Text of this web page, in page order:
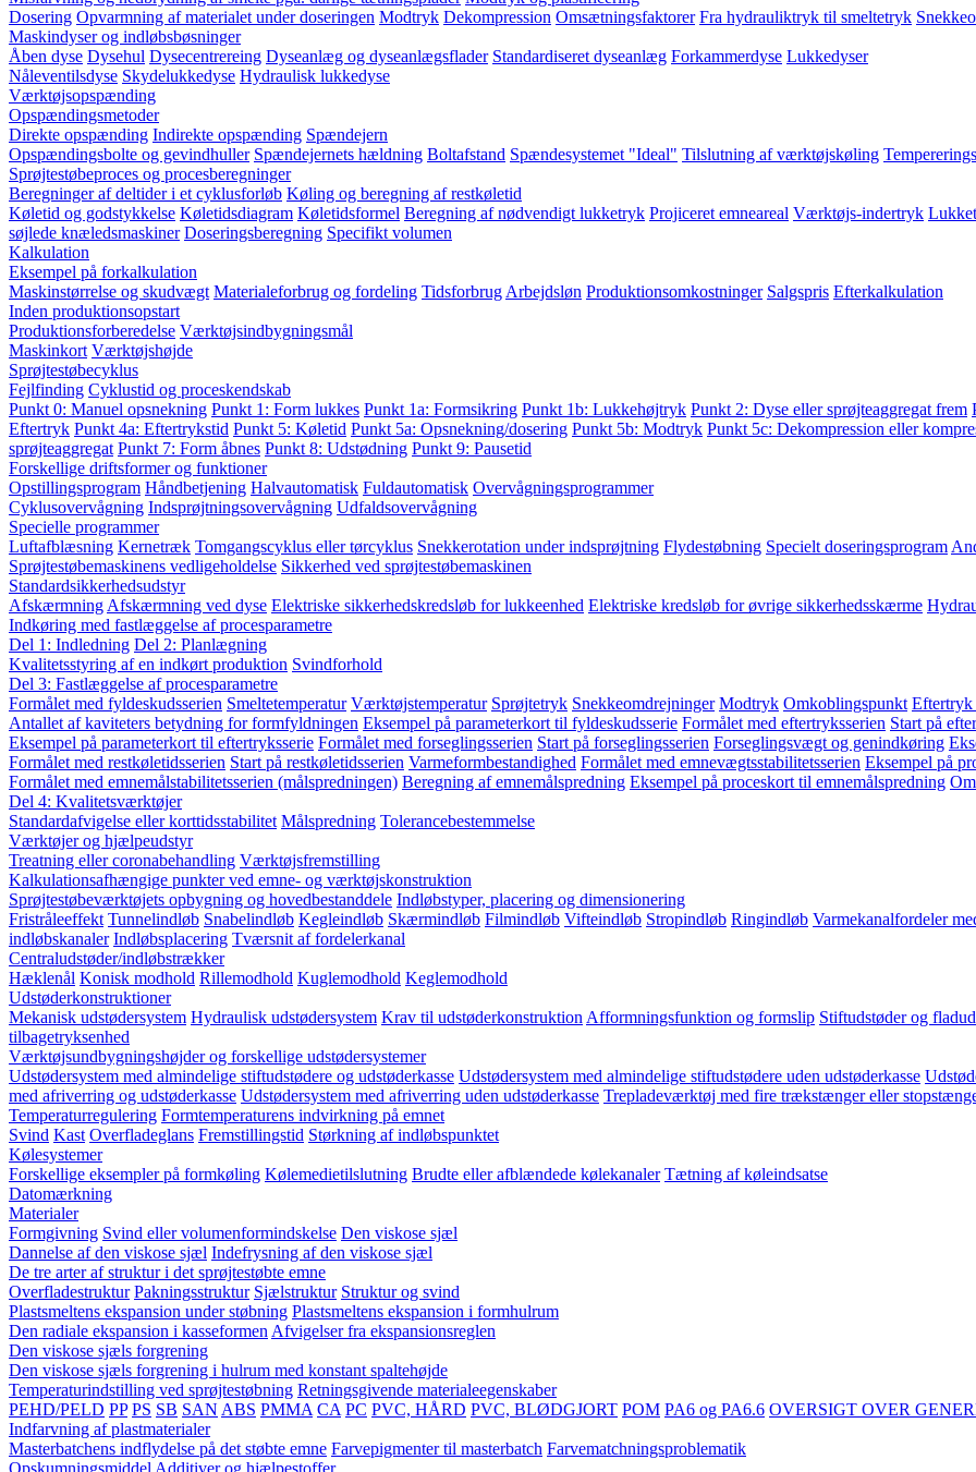
Dosering Opvarmning af materialet under doseringen Modtryk Dekompression Omsætningsfaktorer Fra hydrauliktryk til smeltetryk
Maskindyser og indløbsbøsninger
Åben dyse Dysehul Dysecentrereing Dyseanlæg og dyseanlægsflader Standardiseret dyseanlæg Forkammerdyse Lukkedyser
Nåleventilsdyse Skydelukkedyse Hydraulisk lukkedyse
Værktøjsopspænding
Opspændingsmetoder
Direkte opspænding Indirekte opspænding Spændejern
Opspændingsbolte og gevindhuller Spændejernets hældning Boltafstand Spændesystemet "Ideal" Tilslutning af værktøjskøling
Sprøjtestøbeproces og procesberegninger
Beregninger af deltider i et cyklusforløb Køling og beregning af restkøletid
Køletid og godstykkelse Køletidsdiagram Køletidsformel Beregning af nødvendigt lukketryk Projiceret emneareal Værktøjs-indertryk
søjlede knæledsmaskiner Doseringsberegning Specifikt volumen
Kalkulation
Eksempel på forkalkulation
Maskinstørrelse og skudvægt Materialeforbrug og fordeling Tidsforbrug Arbejdsløn Produktionsomkostninger Salgspris Efterkalkulation
Inden produktionsopstart
Produktionsforberedelse Værktøjsindbygningsmål
Maskinkort Værktøjshøjde
Sprøjtestøbecyklus
Fejlfinding Cyklustid og proceskendskab
Punkt 0: Manuel opsnekning Punkt 1: Form lukkes Punkt 1a: Formsikring Punkt 1b: Lukkehøjtryk Punkt 2: Dyse eller sprøjteaggregat frem
Eftertryk Punkt 4a: Eftertrykstid Punkt 5: Køletid Punkt 5a: Opsnekning/dosering Punkt 5b: Modtryk Punkt 5c: Dekompression eller
sprøjteaggregat Punkt 7: Form åbnes Punkt 8: Udstødning Punkt 9: Pausetid
Forskellige driftsformer og funktioner
Opstillingsprogram Håndbetjening Halvautomatisk Fuldautomatisk Overvågningsprogrammer
Cyklusovervågning Indsprøjtningsovervågning Udfaldsovervågning
Specielle programmer
Luftafblæsning Kernetræk Tomgangscyklus eller tørcyklus Snekkerotation under indsprøjtning Flydestøbning Specielt doseringsprogram
Sprøjtestøbemaskinens vedligeholdelse Sikkerhed ved sprøjtestøbemaskinen
Standardsikkerhedsudstyr
Afskærmning Afskærmning ved dyse Elektriske sikkerhedskredsløb for lukkeenhed Elektriske kredsløb for øvrige sikkerhedsskærme
Indkøring med fastlæggelse af procesparametre
Del 1: Indledning Del 2: Planlægning
Kvalitetsstyring af en indkørt produktion Svindforhold
Del 3: Fastlæggelse af procesparametre
Formålet med fyldeskudsserien Smeltetemperatur Værktøjstemperatur Sprøjtetryk Snekkeomdrejninger Modtryk Omkoblingspunkt Eftertryk
Antallet af kaviteters betydning for formfyldningen Eksempel på parameterkort til fyldeskudsserie Formålet med eftertryksserien Start på
Eksempel på parameterkort til eftertryksserie Formålet med forseglingsserien Start på forseglingsserien Forseglingsvægt og genindkøring
Formålet med restkøletidsserien Start på restkøletidsserien Varmeformbestandighed Formålet med emnevægtsstabilitetsserien Eksempel på
Formålet med emnemålstabilitetsserien (målspredningen) Beregning af emnemålspredning Eksempel på proceskort til emnemålspredning
Del 4: Kvalitetsværktøjer
Standardafvigelse eller korttidsstabilitet Målspredning Tolerancebestemmelse
Værktøjer og hjælpeudstyr
Treatning eller coronabehandling Værktøjsfremstilling
Kalkulationsafhængige punkter ved emne- og værktøjskonstruktion
Sprøjtestøbeværktøjets opbygning og hovedbestanddele Indløbstyper, placering og dimensionering
Fristråleeffekt Tunnelindløb Snabelindløb Kegleindløb Skærmindløb Filmindløb Vifteindløb Stropindløb Ringindløb Varmekanalfordeler
indløbskanaler Indløbsplacering Tværsnit af fordelerkanal
Centraludstøder/indløbstrækker
Hæklenål Konisk modhold Rillemodhold Kuglemodhold Keglemodhold
Udstøderkonstruktioner
Mekanisk udstødersystem Hydraulisk udstødersystem Krav til udstøderkonstruktion Afformningsfunktion og formslip Stiftudstøder og
tilbagetryksenhed
Værktøjsundbygningshøjder og forskellige udstødersystemer
Udstødersystem med almindelige stiftudstødere og udstøderkasse Udstødersystem med almindelige stiftudstødere uden udstøderkasse
med afriverring og udstøderkasse Udstødersystem med afriverring uden udstøderkasse Trepladeværktøj med fire trækstænger eller
Temperaturregulering Formtemperaturens indvirkning på emnet
Svind Kast Overfladeglans Fremstillingstid Størkning af indløbspunktet
Kølesystemer
Forskellige eksempler på formkøling Kølemedietilslutning Brudte eller afblændede kølekanaler Tætning af køleindsatse
Datomærkning
Materialer
Formgivning Svind eller volumenformindskelse Den viskose sjæl
Dannelse af den viskose sjæl Indefrysning af den viskose sjæl
De tre arter af struktur i det sprøjtestøbte emne
Overfladestruktur Pakningsstruktur Sjælstruktur Struktur og svind
Plastsmeltens ekspansion under støbning Plastsmeltens ekspansion i formhulrum
Den radiale ekspansion i kasseformen Afvigelser fra ekspansionsreglen
Den viskose sjæls forgrening
Den viskose sjæls forgrening i hulrum med konstant spaltehøjde
Temperaturindstilling ved sprøjtestøbning Retningsgivende materialeegenskaber
PEHD/PELD PP PS SB SAN ABS PMMA CA PC PVC, HÅRD PVC, BLØDGJORT POM PA6 og PA6.6 OVERSIGT OVER
Indfarvning af plastmaterialer
Masterbatchens indflydelse på det støbte emne Farvepigmenter til masterbatch Farvematchningsproblematik
Opskumningsmiddel Additiver og hjælpestoffer